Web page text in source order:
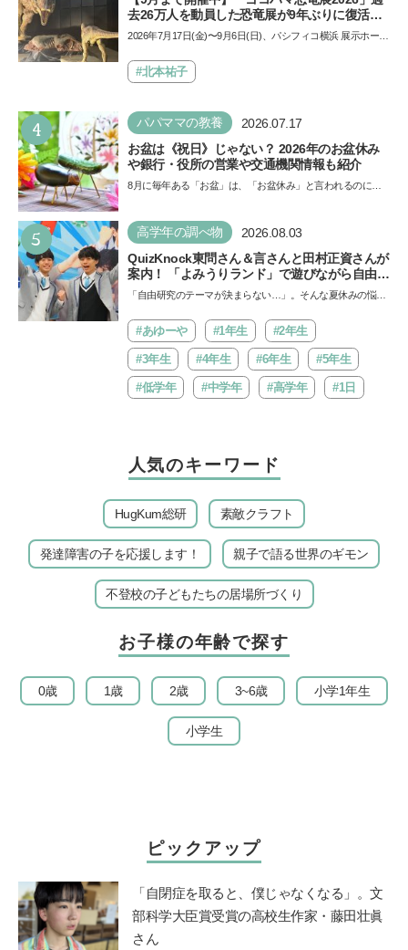
去26万人を動員した恐竜展が9年ぶりに復活！
夏休みのおでかけで楽しむポイントを完全ガイ
2026年7月17日(金)〜9月6日(日)、パシフィコ横浜 展示ホール
催…
#北本祐子
4 パパママの教養 2026.07.17
お盆は《祝日》じゃない？ 2026年のお盆休み
や銀行・役所の営業や交通機関情報も紹介
8月に毎年ある「お盆」は、「お盆休み」と言われるのに祝
盆…
5 高学年の調べ物 2026.08.03
QuizKnock東問さん＆言さんと田村正資さんが
案内！ 「よみうりランド」で遊びながら自由研
究が進む期間限定イベントが開催
「自由研究のテーマが決まらない…」。そんな夏休みの悩み
バ!!…
#あゆーや #1年生 #2年生
#3年生 #4年生 #6年生 #5年生
#低学年 #中学年 #高学年 #1日
人気のキーワード
HugKum総研 素敵クラフト
発達障害の子を応援します！ 親子で語る世界のギモン
不登校の子どもたちの居場所づくり
お子様の年齢で探す
0歳 1歳 2歳 3~6歳 小学1年生
小学生
ピックアップ
「自閉症を取ると、僕じゃなくなる」。文
部科学大臣賞受賞の高校生作家・藤田壮眞
さん